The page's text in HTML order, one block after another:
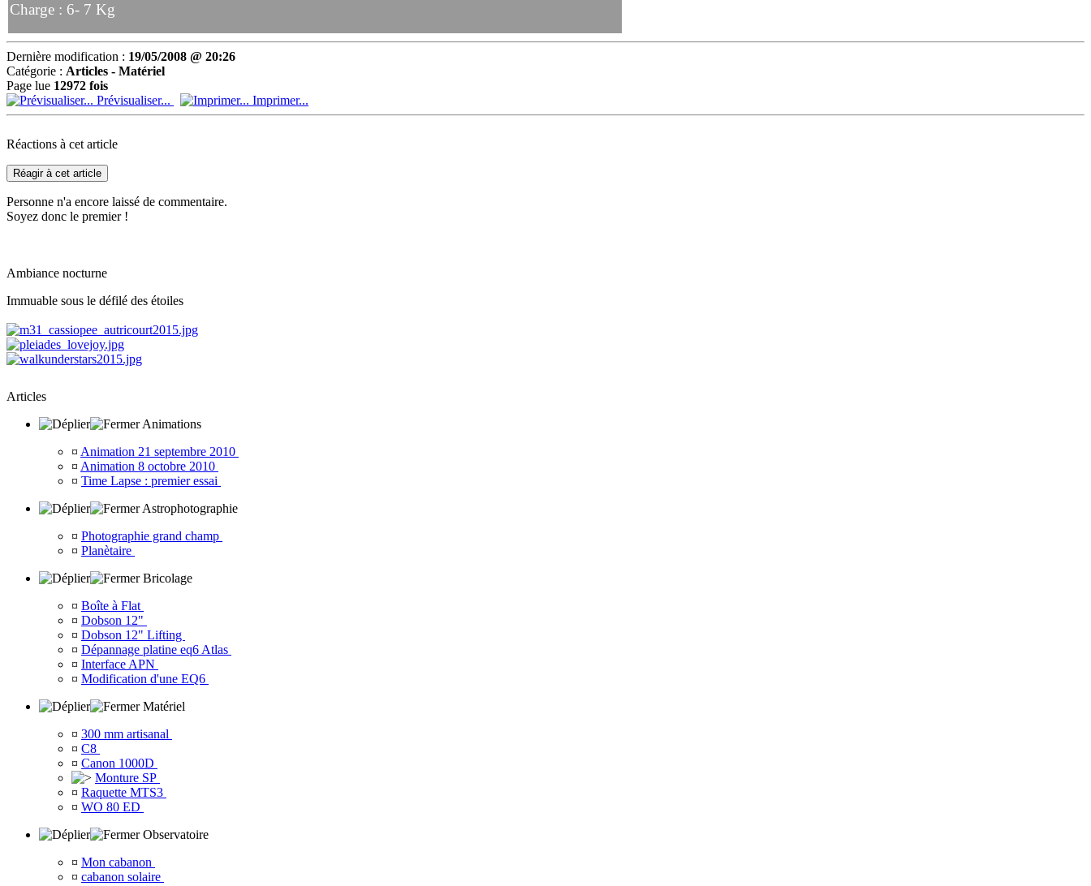
Charge : 6- 7 Kg
Dernière modification : 19/05/2008 @ 20:26
Catégorie : Articles - Matériel
Page lue 12972 fois
Prévisualiser...
Imprimer...
Réactions à cet article
Réagir à cet article
Personne n'a encore laissé de commentaire.
Soyez donc le premier !
Ambiance nocturne
Immuable sous le défilé des étoiles
Articles
Animations
¤ Animation 21 septembre 2010
¤ Animation 8 octobre 2010
¤ Time Lapse : premier essai
Astrophotographie
¤ Photographie grand champ
¤ Planètaire
Bricolage
¤ Boîte à Flat
¤ Dobson 12"
¤ Dobson 12" Lifting
¤ Dépannage platine eq6 Atlas
¤ Interface APN
¤ Modification d'une EQ6
Matériel
¤ 300 mm artisanal
¤ C8
¤ Canon 1000D
Monture SP
¤ Raquette MTS3
¤ WO 80 ED
Observatoire
¤ Mon cabanon
¤ cabanon solaire